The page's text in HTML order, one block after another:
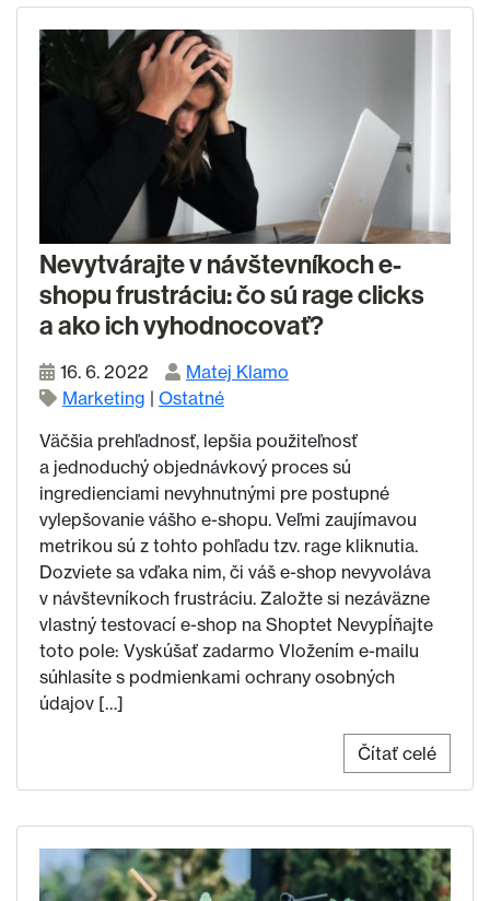
Nevytvárajte v návštevníkoch e-
shopu frustráciu: čo sú rage clicks
a ako ich vyhodnocovať?
16. 6. 2022
Matej Klamo
Marketing | Ostatné
Väčšia prehľadnosť, lepšia použiteľnosť
a jednoduchý objednávkový proces sú
ingredienciami nevyhnutnými pre postupné
vylepšovanie vášho e-shopu. Veľmi zaujímavou
metrikou sú z tohto pohľadu tzv. rage kliknutia.
Dozviete sa vďaka nim, či váš e-shop nevyvoláva
v návštevníkoch frustráciu. Založte si nezáväzne
vlastný testovací e-shop na Shoptet Nevypĺňajte
toto pole: Vyskúšať zadarmo Vložením e-mailu
súhlasíte s podmienkami ochrany osobných
údajov […]
Čítať celé